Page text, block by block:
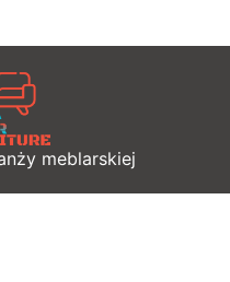
meblarskiej